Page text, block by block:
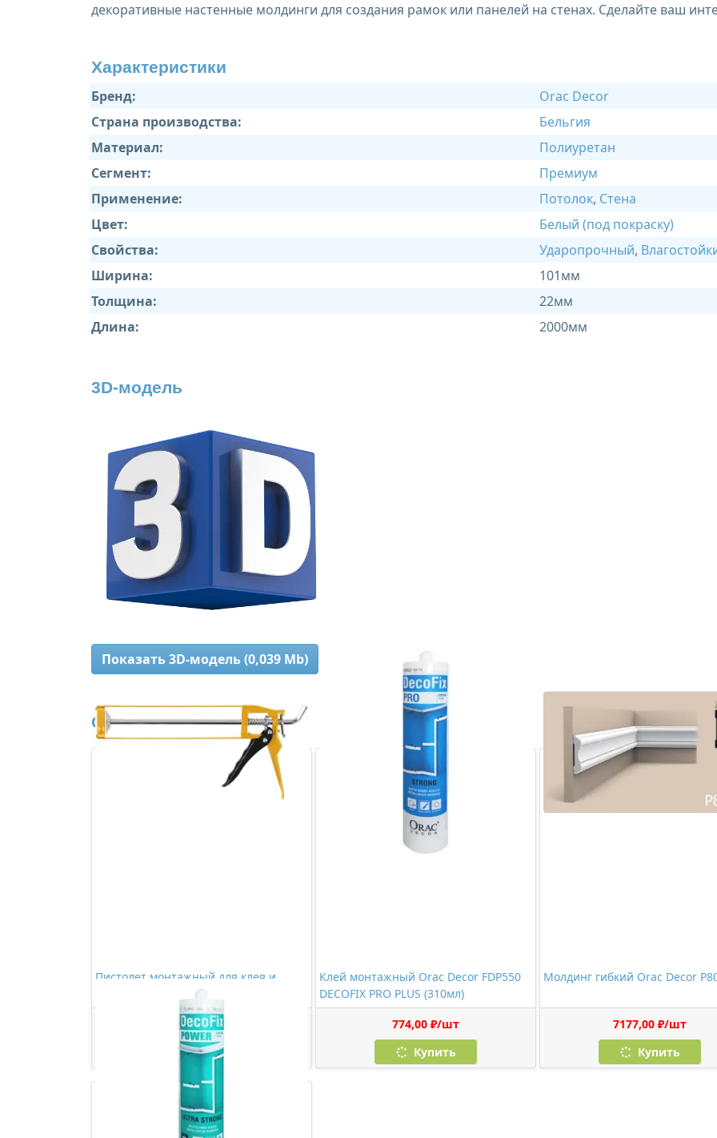
декоративные настенные молдинги для создания рамок или панелей на стенах. Сделайте ваш
Характеристики
Бренд:
Orac Decor
Страна производства:
Бельгия
Материал:
Полиуретан
Сегмент:
Премиум
Применение:
Потолок, Стена
Цвет:
Белый (под покраску)
Свойства:
Ударопрочный,
Ширина:
101мм
Толщина:
22мм
Длина:
2000мм
3D-модель
Показать 3D-модель (0,039 Mb)
Сопутствующие товары
Пистолет монтажный для клея и
278,00 ₽/шт
Купить
Клей монтажный Orac Decor FDP550
DECOFIX PRO PLUS (310мл)
774,00 ₽/шт
Купить
Молдинг гибкий Orac Decor
7177,00 ₽/шт
Купить